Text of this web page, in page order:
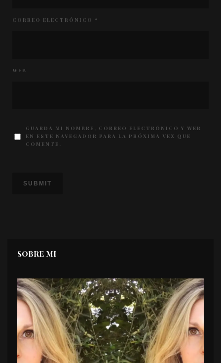
CORREO ELECTRÓNICO *
WEB
GUARDA MI NOMBRE, CORREO ELECTRÓNICO Y WEB
EN ESTE NAVEGADOR PARA LA PRÓXIMA VEZ QUE
COMENTE.
SOBRE MI